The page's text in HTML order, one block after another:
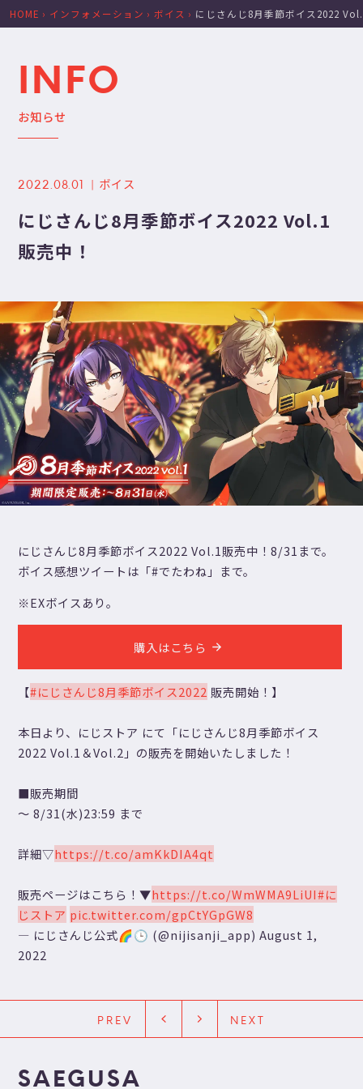
HOME › インフォメーション › ボイス › にじさんじ8月季節ボイス2022
INFO
お知らせ
2022.08.01 ボイス
にじさんじ8月季節ボイス2022 Vol.1
販売中！
にじさんじ8月季節ボイス2022 Vol.1販売中！8/31まで。
ボイス感想ツイートは「#でたわね」まで。
※EXボイスあり。
購入はこちら
【#にじさんじ8月季節ボイス2022 販売開始！】
本日より、にじストア にて「にじさんじ8月季節ボイス
2022 Vol.1＆Vol.2」の販売を開始いたしました！
■販売期間
～ 8/31(水)23:59 まで
詳細▽https://t.co/amKkDIA4qt
販売ページはこちら！▼https://t.co/WmWMA9LiUI#に
じストア pic.twitter.com/gpCtYGpGW8
— にじさんじ公式🌈🕒 (@nijisanji_app)August 1,
2022
PREV NEXT
SAEGUSA